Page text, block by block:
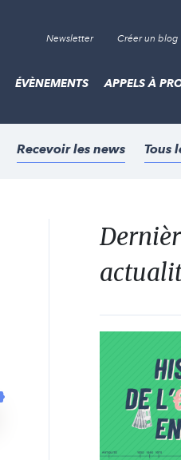
Newsletter Créer un blog
ÉVÈNEMENTS APPELS À
Recevoir les news Tous